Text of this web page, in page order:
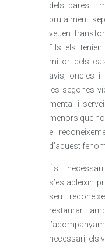
dels pares i
brutalment
veuen
fills els
millor dels
avis, oncles i
les segones
mental i
menors que
el
d’aquest
És
s’estableixin
seu
restaurar
necessari, els